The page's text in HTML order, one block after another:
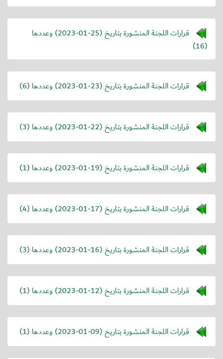
قرارات اللجنة المنشورة بتاريخ (2023-01-25) وعددها
(16)
قرارات اللجنة المنشورة بتاريخ (2023-01-23) وعددها (6)
قرارات اللجنة المنشورة بتاريخ (2023-01-22) وعددها (3)
قرارات اللجنة المنشورة بتاريخ (2023-01-19) وعددها (1)
قرارات اللجنة المنشورة بتاريخ (2023-01-17) وعددها (4)
قرارات اللجنة المنشورة بتاريخ (2023-01-16) وعددها (3)
قرارات اللجنة المنشورة بتاريخ (2023-01-12) وعددها (1)
قرارات اللجنة المنشورة بتاريخ (2023-01-09) وعددها (1)